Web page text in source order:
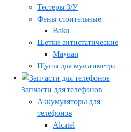
Тестеры З/У
Фены стоительные
Baku
Щетки антистатические
Mayuan
Щупы для мультиметра
Запчасти для телефонов
Аккумуляторы для
телефонов
Alcatel